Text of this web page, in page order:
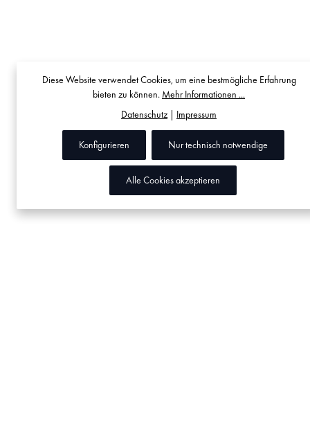
Diese Website verwendet Cookies, um eine bestmögliche Erfahrung
bieten zu können. Mehr Informationen ...
Datenschutz| Impressum
Nur technisch notwendige
Konfigurieren
Alle Cookies akzeptieren